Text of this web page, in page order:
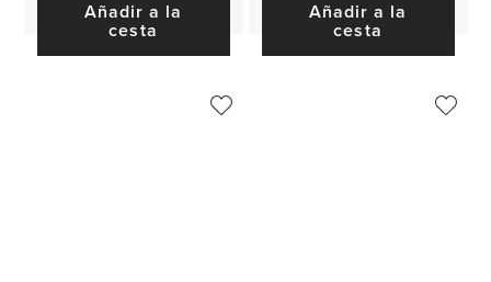
Añadir a la
cesta
Añadir a la
cesta